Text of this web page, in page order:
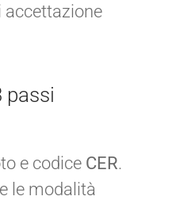
accettazione
passi
e codice CER.
le modalità